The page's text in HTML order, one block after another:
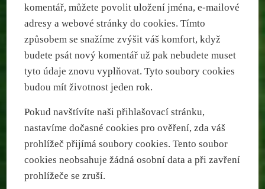
komentář, můžete povolit uložení jména, e-mailové
adresy a webové stránky do cookies. Tímto
způsobem se snažíme zvýšit váš komfort, když
budete psát nový komentář už pak nebudete muset
tyto údaje znovu vyplňovat. Tyto soubory cookies
budou mít životnost jeden rok.
Pokud navštívíte naši přihlašovací stránku,
nastavíme dočasné cookies pro ověření, zda váš
prohlížeč přijímá soubory cookies. Tento soubor
cookies neobsahuje žádná osobní data a při zavření
prohlížeče se zruší.